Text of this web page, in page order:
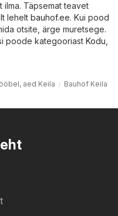
ilma. Täpsemat teavet
lehelt bauhof.ee. Kui pood
otsite, ärge muretsege.
poode kategooriast Kodu,
aed Keila Bauhof Keila